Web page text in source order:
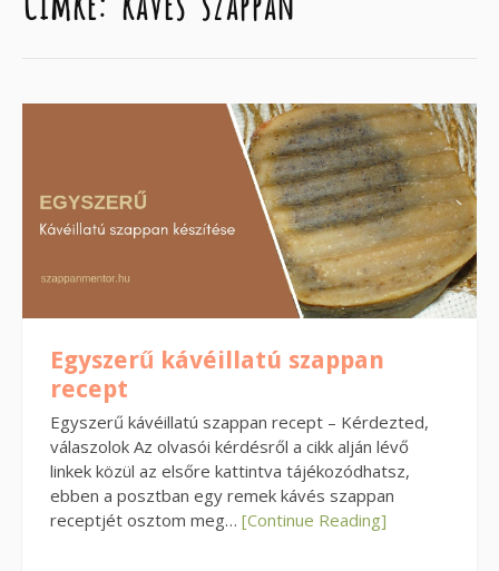
Egyszerű kávéillatú szappan
recept
Egyszerű kávéillatú szappan recept – Kérdezted,
válaszolok Az olvasói kérdésről a cikk alján lévő
linkek közül az elsőre kattintva tájékozódhatsz,
ebben a posztban egy remek kávés szappan
receptjét osztom meg… [Continue Reading]